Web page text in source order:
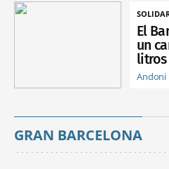
El
un
litros
Andoni
GRAN BARCELONA